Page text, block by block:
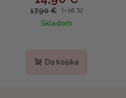
krém s niacínamidom
17,90 € (–16 %)
Skladom
Do košíka